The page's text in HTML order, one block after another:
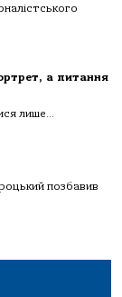
а питання
лише...
позбавив